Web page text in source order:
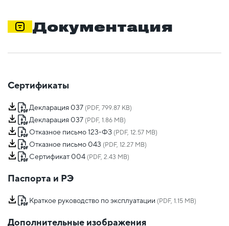
Документация
Сертификаты
Декларация 037 (PDF, 799.87 KB)
Декларация 037 (PDF, 1.86 MB)
Отказное письмо 123-ФЗ (PDF, 12.57 MB)
Отказное письмо 043 (PDF, 12.27 MB)
Сертификат 004 (PDF, 2.43 MB)
Паспорта и РЭ
Краткое руководство по эксплуатации (PDF, 1.15 MB)
Дополнительные изображения